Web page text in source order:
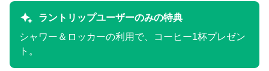
ラントリップユーザーのみの特典
シャワー＆ロッカーの利用で、コーヒー1杯プレゼン
ト。